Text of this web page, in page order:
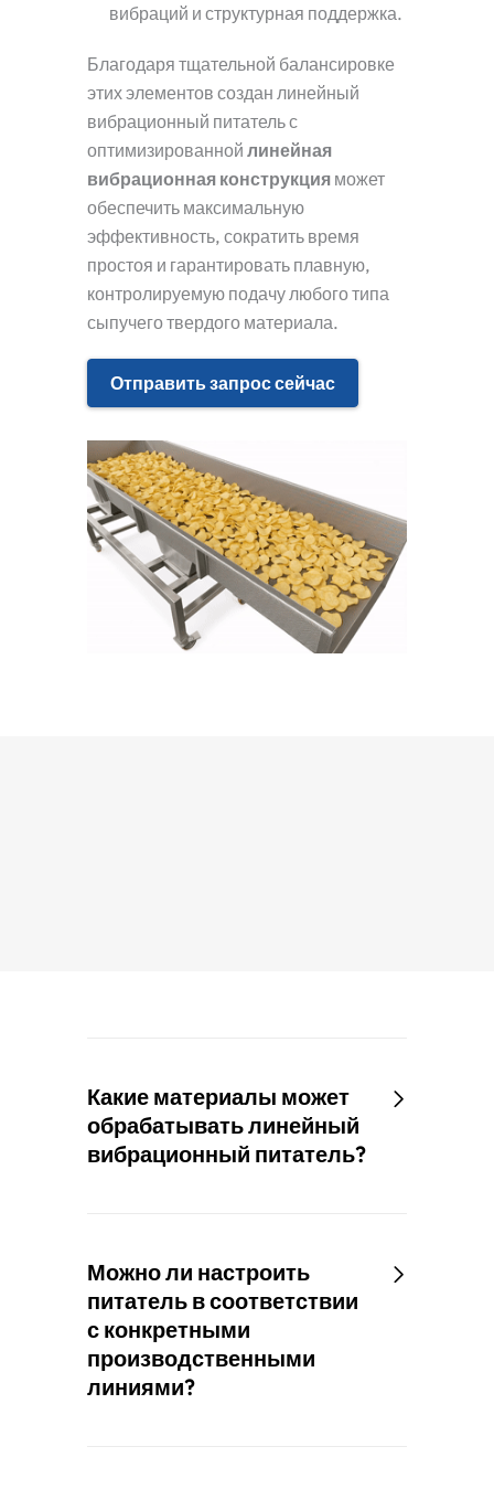
вибраций и структурная поддержка.
Благодаря тщательной балансировке
этих элементов создан линейный
вибрационный питатель с
оптимизированной линейная
вибрационная конструкция может
обеспечить максимальную
эффективность, сократить время
простоя и гарантировать плавную,
контролируемую подачу любого типа
сыпучего твердого материала.
Отправить запрос сейчас
Какие материалы может
обрабатывать линейный
вибрационный питатель?
Можно ли настроить
питатель в соответствии
с конкретными
производственными
линиями?